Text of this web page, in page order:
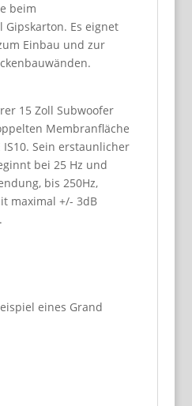
beim
Es eignet
Einbau und zur
15 Zoll Subwoofer
Membranfläche
IS10. Sein erstaunlicher
bei 25 Hz und
bis 250Hz,
maximal +/- 3dB